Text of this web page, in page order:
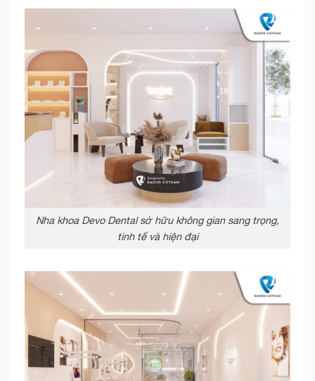
Nha khoa Devo Dental sở hữu không gian sang trọng,
tinh tế và hiện đại